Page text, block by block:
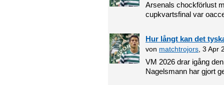
Arsenals chockförlust
cupkvartsfinal var
Hur långt kan det
von matchtrojors , 3 Apr
VM 2026 drar igång
Nagelsmann har gjort